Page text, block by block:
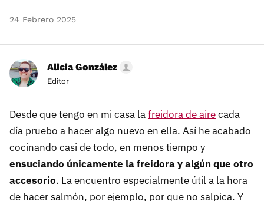
24 Febrero 2025
Alicia González
Editor
Desde que tengo en mi casa lafreidora de airecada
día pruebo a hacer algo nuevo en ella. Así he acabado
cocinando casi de todo, en menos tiempo y
ensuciando únicamente la freidora y algún que otro
accesorio. La encuentro especialmente útil a la hora
de hacer salmón, por ejemplo, por que no salpica. Y